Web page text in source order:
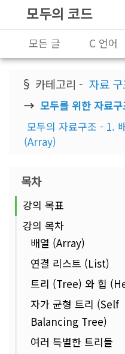
모두의 코드
모든 글 C 언어
§ 카테고리 - 자료
모두를 위한 자료
모두의 자료구조 - 1.
(Array)
목차
강의 목표
강의 목차
배열 (Array)
연결 리스트 (List)
트리 (Tree) 와 힙
자가 균형 트리 (Self
Balancing Tree)
여러 특별한 트리들